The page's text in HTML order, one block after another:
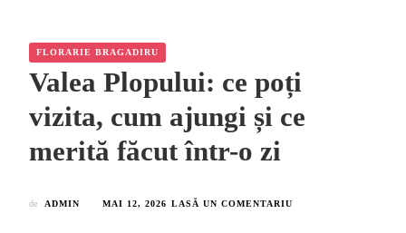
FLORARIE BRAGADIRU
Valea Plopului: ce poți
vizita, cum ajungi și ce
merită făcut într-o zi
de ADMIN MAI 12, 2026 LASĂ UN COMENTARIU